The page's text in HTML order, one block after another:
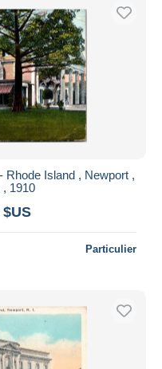
Rhode Island , Newport ,
1910
Particulier